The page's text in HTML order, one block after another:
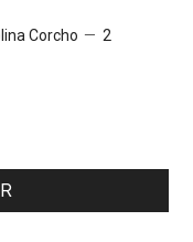
Corcho
2